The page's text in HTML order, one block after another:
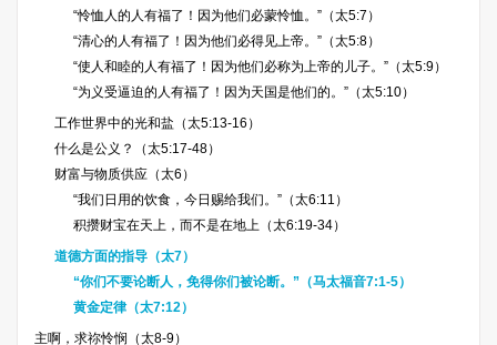
“怜恤人的人有福了！因为他们必蒙怜恤。”（太5:7）
“清心的人有福了！因为他们必得见上帝。”（太5:8）
“使人和睦的人有福了！因为他们必称为上帝的儿子。”（太5:9）
“为义受逼迫的人有福了！因为天国是他们的。”（太5:10）
工作世界中的光和盐（太5:13-16）
什么是公义？（太5:17-48）
财富与物质供应（太6）
“我们日用的饮食，今日赐给我们。”（太6:11）
积攒财宝在天上，而不是在地上（太6:19-34）
道德方面的指导（太7）
“你们不要论断人，免得你们被论断。”（马太福音7:1-5）
黄金定律（太7:12）
主啊，求祢怜悯（太8-9）